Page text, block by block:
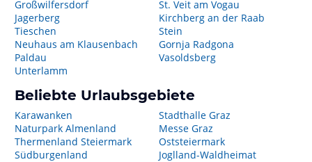
Großwilfersdorf
Jagerberg
Tieschen
Neuhaus am Klausenbach
Paldau
Unterlamm
St. Veit am Vogau
Kirchberg an der Raab
Stein
Gornja Radgona
Vasoldsberg
Beliebte Urlaubsgebiete
Karawanken
Naturpark Almenland
Thermenland Steiermark
Südburgenland
Stadthalle Graz
Messe Graz
Oststeiermark
Joglland-Waldheimat